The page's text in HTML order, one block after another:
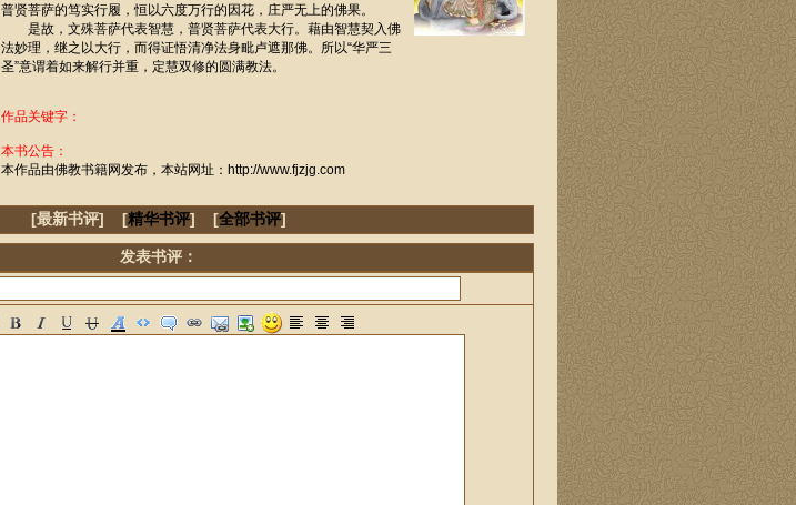
普贤菩萨的笃实行履，恒以六度万行的因花，庄严无上的佛果。
是故，文殊菩萨代表智慧，普贤菩萨代表大行。藉由智慧契入佛
法妙理，继之以大行，而得证悟清净法身毗卢遮那佛。所以“华严三
圣”意谓着如来解行并重，定慧双修的圆满教法。
作品关键字：
本书公告：
本作品由佛教书籍网发布，本站网址：http://www.fjzjg.com
[最新书评] [精华书评] [全部书评]
发表书评：